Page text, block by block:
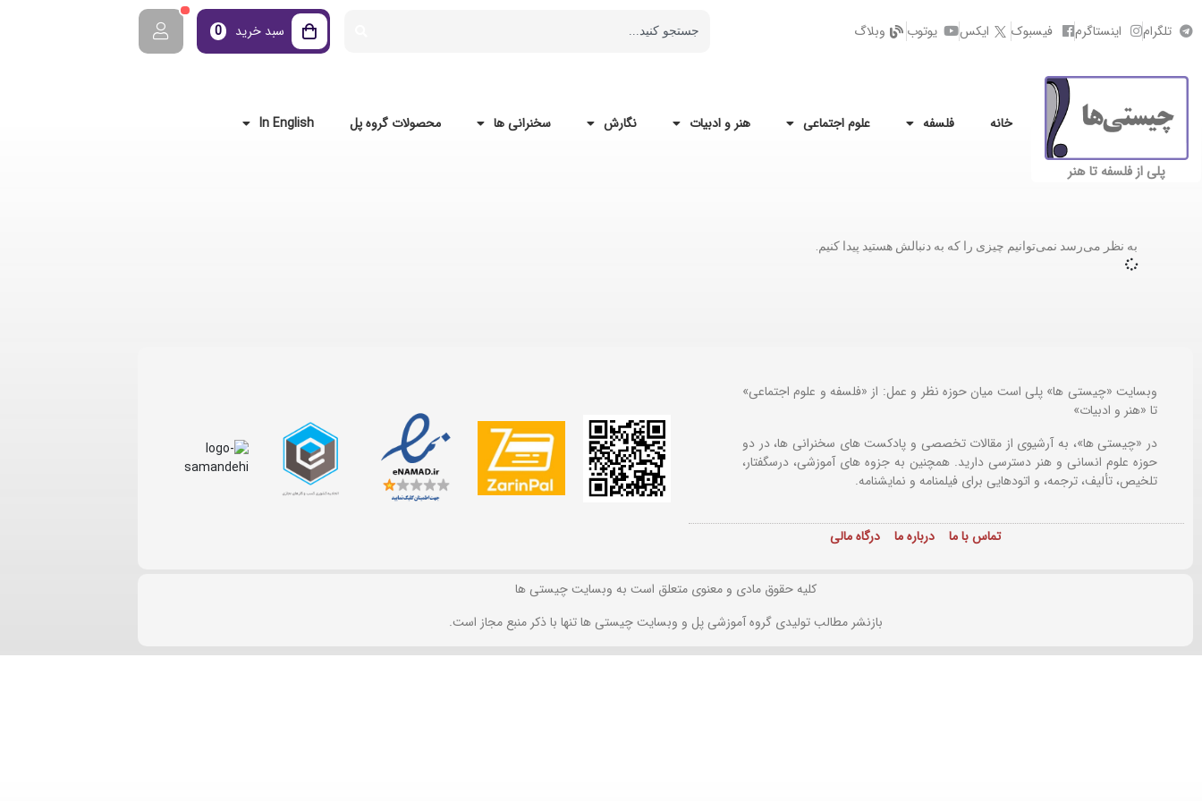
تلگرام اینستاگرم فیسبوک ایکس یوتوب وبلاگ سبد خرید 0
پلی از فلسفه تا هنر
خانه فلسفه علوم اجتماعی هنر و ادبیات نگارش سخنرانی ها محصولات گروه پل In English
به نظر می‌رسد نمی‌توانیم چیزی را که به دنبالش هستید پیدا کنیم.
وبسایت «چیستی ها» پلی است میان حوزه نظر و عمل: از «فلسفه و علوم اجتماعی»
تا «هنر و ادبیات»
در «چیستی ها»، به آرشیوی از مقالات تخصصی و پادکست های سخنرانی ها، در دو
حوزه علوم انسانی و هنر دسترسی دارید. همچنین به جزوه های آموزشی، درسگفتار،
تلخیص، تألیف، ترجمه، و اتودهایی برای فیلمنامه و نمایشنامه.
تماس با ما درباره ما درگاه مالی
کلیه حقوق مادی و معنوی متعلق است به وبسایت چیستی ها
بازنشر مطالب تولیدی گروه آموزشی پل و وبسایت چیستی ها تنها با ذکر منبع مجاز است.